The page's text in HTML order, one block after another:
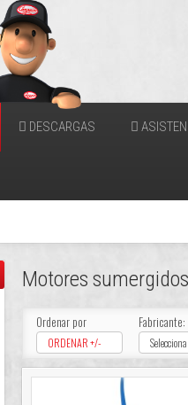
DESCARGAS
Motores
Ordenar por
ORDENAR +/-
Fabricante: